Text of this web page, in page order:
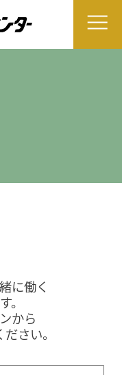
に働く
。
から
さい。